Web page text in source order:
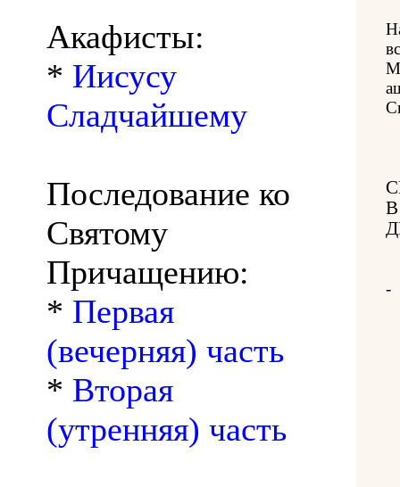
Акафисты:
* Иисусу
Сладчайшему
Последование ко
Святому
Причащению:
* Первая
(вечерняя) часть
* Вторая
(утренняя) часть
-